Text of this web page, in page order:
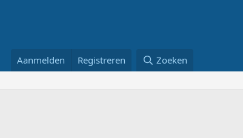
Aanmelden Registreren Zoeken